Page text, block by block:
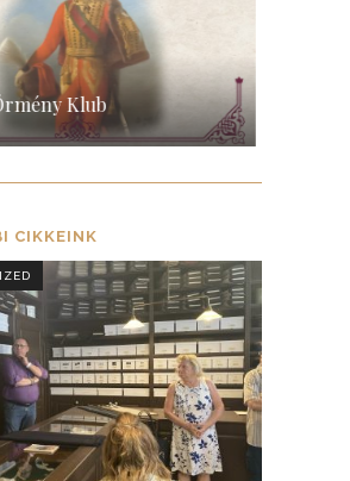
Örmény Iskola indul
CIKKEINK